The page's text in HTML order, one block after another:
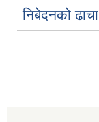
निबेदनको ढाचा